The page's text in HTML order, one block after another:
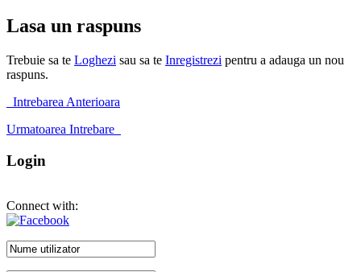
Lasa un raspuns
Trebuie sa te Loghezi sau sa te Inregistrezi pentru a adauga un nou
raspuns.
Intrebarea Anterioara
Urmatoarea Intrebare
Login
Connect with: